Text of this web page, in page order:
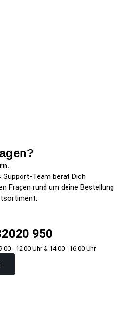
Support-Team berät Dich
Fragen rund um deine Bestellung
950
- 12:00 Uhr & 14:00 - 16:00 Uhr